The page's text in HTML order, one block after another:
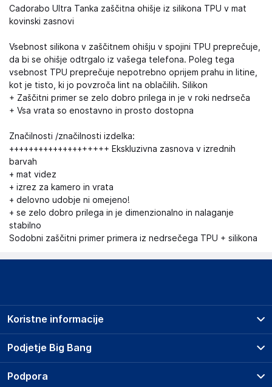
Cadorabo Ultra Tanka zaščitna ohišje iz silikona TPU v mat
kovinski zasnovi
Vsebnost silikona v zaščitnem ohišju v spojini TPU preprečuje,
da bi se ohišje odtrgalo iz vašega telefona. Poleg tega
vsebnost TPU preprečuje nepotrebno oprijem prahu in litine,
kot je tisto, ki jo povzroča lint na oblačilih. Silikon
+ Zaščitni primer se zelo dobro prilega in je v roki nedrseča
+ Vsa vrata so enostavno in prosto dostopna
Značilnosti /značilnosti izdelka:
++++++++++++++++++++ Ekskluzivna zasnova v izrednih
barvah
+ mat videz
+ izrez za kamero in vrata
+ delovno udobje ni omejeno!
+ se zelo dobro prilega in je dimenzionalno in nalaganje
stabilno
Sodobni zaščitni primer primera iz nedrsečega TPU + silikona
Podjetje Big Bang
O podjetju
Koristne informacije
Prodajna mesta
Storitve
Podpora